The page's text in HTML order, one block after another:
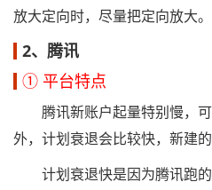
放大定向时，尽量把定向放大。
2、腾讯
① 平台特点
腾讯新账户起量特别慢，可
外，计划衰退会比较快，新建
计划衰退快是因为腾讯跑的